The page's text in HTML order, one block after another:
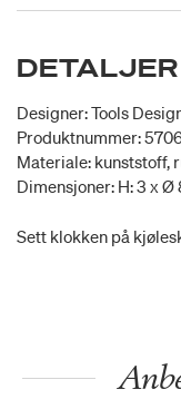
DETALJER
Designer: Tools
Produktnummer:
Materiale: kunststoff,
Dimensjoner: H: 3 x Ø
Sett klokken på